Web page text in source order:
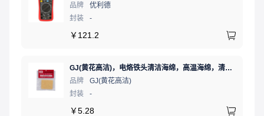
品牌
优利德
封装
-
￥ 121.2
GJ(黄花高洁)，电烙铁头清洁海绵，高温海绵，清洁棉，除锡棉，擦锡棉，ST-11A
品牌
GJ(黄花高洁)
封装
-
￥5.28